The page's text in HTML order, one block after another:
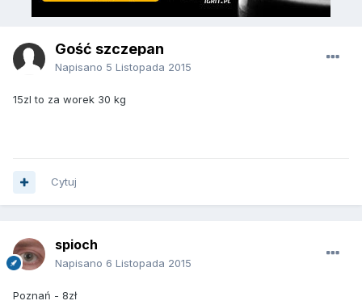
Gość szczepan
Napisano 5 Listopada 2015
15zl to za worek 30 kg
Cytuj
spioch
Napisano 6 Listopada 2015
Poznań - 8zł